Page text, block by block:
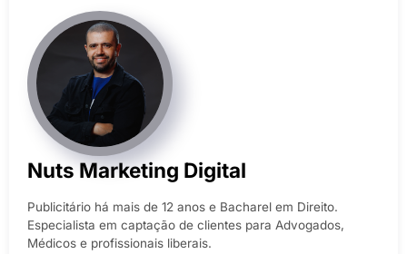
Nuts Marketing Digital
Publicitário há mais de 12 anos e Bacharel em Direito.
Especialista em captação de clientes para Advogados,
Médicos e profissionais liberais.